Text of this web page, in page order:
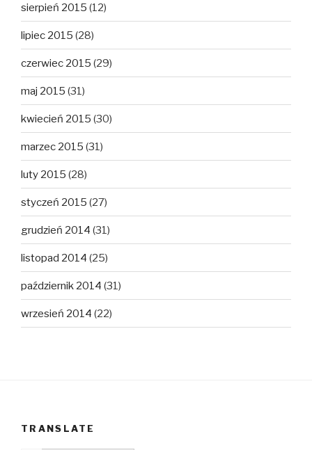
sierpień 2015 (12)
lipiec 2015 (28)
czerwiec 2015 (29)
maj 2015 (31)
kwiecień 2015 (30)
marzec 2015 (31)
luty 2015 (28)
styczeń 2015 (27)
grudzień 2014 (31)
listopad 2014 (25)
październik 2014 (31)
wrzesień 2014 (22)
TRANSLATE